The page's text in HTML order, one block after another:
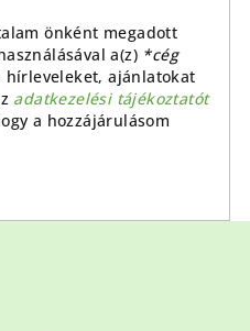
önként megadott
a(z) *cég
ajánlatokat
adatkezelési tájékoztatót
a hozzájárulásom